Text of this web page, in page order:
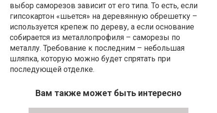
выбор саморезов зависит от его типа. То есть, если
гипсокартон «шьется» на деревянную обрешетку –
используется крепеж по дереву, а если основание
собирается из металлопрофиля – саморезы по
металлу. Требование к последним – небольшая
шляпка, которую можно будет спрятать при
последующей отделке.
Вам также может быть интересно